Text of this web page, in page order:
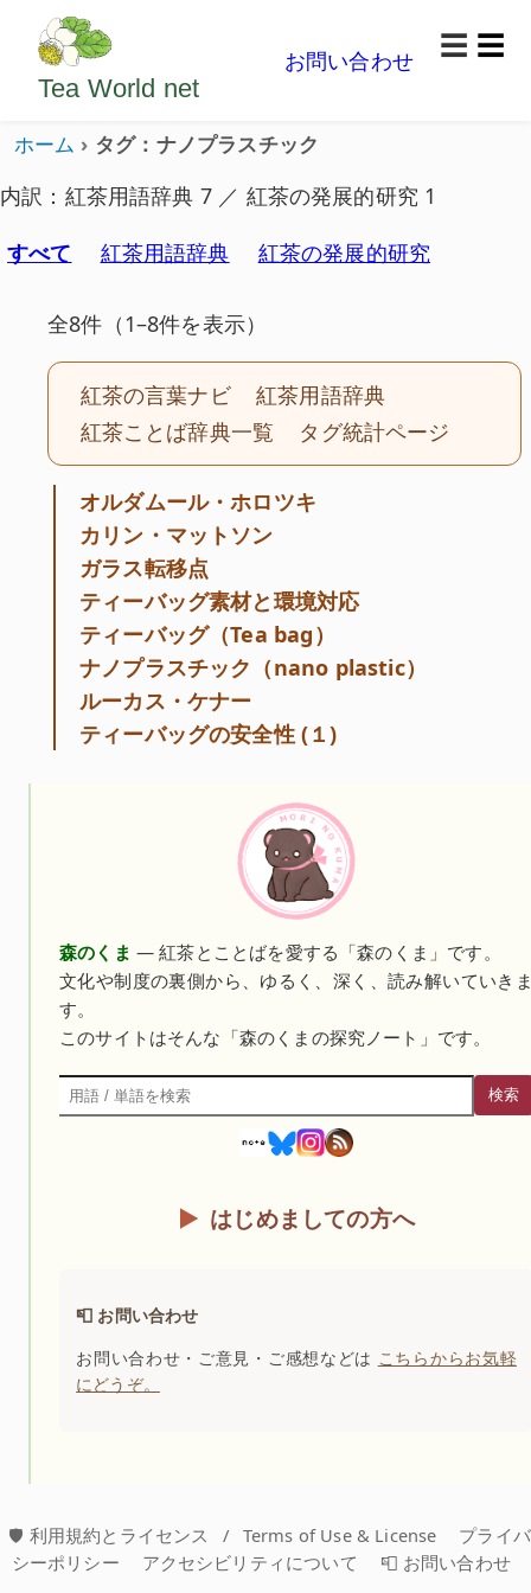
ようこそいらっしゃいました。どうぞごゆっくり楽
Tea World net
お問い合わせ
☰
ホーム タグ：ナノプラスチック
内訳：紅茶用語辞典 7 ／ 紅茶の発展的研究 1
すべて
紅茶用語辞典 紅茶の発展的研究
全8件（1–8件を表示）
紅茶の言葉ナビ
紅茶用語辞典
紅茶ことば辞典一覧
タグ統計ページ
オルダムール・ホロツキ
カリン・マットソン
ガラス転移点
ティーバッグ素材と環境対応
ティーバッグ（Tea bag）
ナノプラスチック（nano plastic）
ルーカス・ケナー
ティーバッグの安全性 (１)
森のくま — 紅茶とことばを愛する「森のくま」です。
文化や制度の裏側から、ゆるく、深く、読み解いていき
す。
このサイトはそんな「森のくまの探究ノート」です。
検索
検索
はじめましての方へ
📮 お問い合わせ
お問い合わせ・ご意見・ご感想などは こちらからお気軽
にどうぞ。
🛡️ 利用規約とライセンス / Terms of Use & License
プライバ
シーポリシー
アクセシビリティについて 📮 お問い合わせ